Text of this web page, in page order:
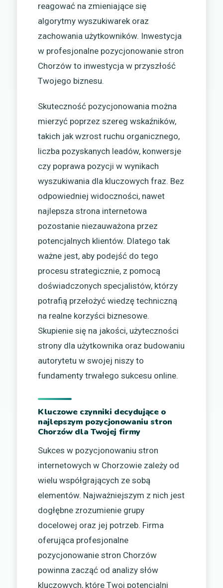
reagować na zmieniające się
algorytmy wyszukiwarek oraz
zachowania użytkowników. Inwestycja
w profesjonalne pozycjonowanie stron
Chorzów to inwestycja w przyszłość
Twojego biznesu.
Skuteczność pozycjonowania można
mierzyć poprzez szereg wskaźników,
takich jak wzrost ruchu organicznego,
liczba pozyskanych leadów, konwersje
czy poprawa pozycji w wynikach
wyszukiwania dla kluczowych fraz. Bez
odpowiedniej widoczności, nawet
najlepsza strona internetowa
pozostanie niezauważona przez
potencjalnych klientów. Dlatego tak
ważne jest, aby podejść do tego
procesu strategicznie, z pomocą
doświadczonych specjalistów, którzy
potrafią przełożyć wiedzę techniczną
na realne korzyści biznesowe.
Skupienie się na jakości, użyteczności
strony dla użytkownika oraz budowaniu
autorytetu w swojej niszy to
fundamenty trwałego sukcesu online.
Kluczowe czynniki decydujące o
najlepszym pozycjonowaniu stron
Chorzów dla Twojej firmy
Sukces w pozycjonowaniu stron
internetowych w Chorzowie zależy od
wielu współgrających ze sobą
elementów. Najważniejszym z nich jest
dogłębne zrozumienie grupy
docelowej oraz jej potrzeb. Firma
oferująca profesjonalne
pozycjonowanie stron Chorzów
powinna zacząć od analizy słów
kluczowych, które Twoi potencjalni